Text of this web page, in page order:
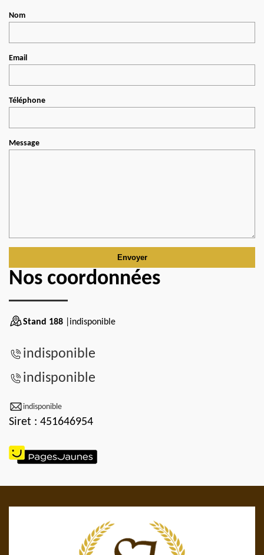
Nom
Email
Téléphone
Message
Nos coordonnées
Stand 188 |indisponible
indisponible
indisponible
indisponible
Siret : 451646954